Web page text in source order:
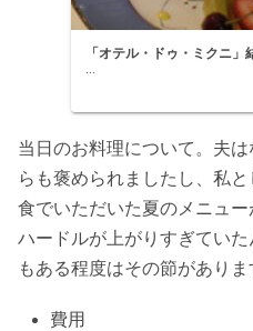
「オテル・ドゥ・ミクニ」
...
当日のお料理について。夫
らも褒められましたし、私
食でいただいた夏のメニュー
ハードルが上がりすぎてい
もある程度はその節がありま
費用